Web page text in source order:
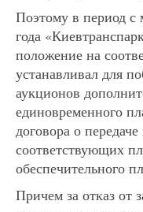
Поэтому в период с
года
положение на
устанавливал для
аукционов
единовременного
договора о
соответствующих
обеспечительного
Причем за отказ от